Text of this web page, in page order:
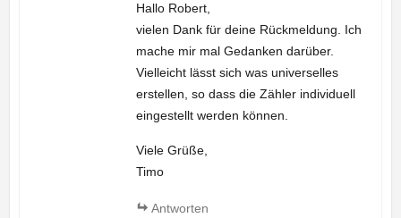
Hallo Robert,
vielen Dank für deine Rückmeldung. Ich
mache mir mal Gedanken darüber.
Vielleicht lässt sich was universelles
erstellen, so dass die Zähler individuell
eingestellt werden können.
Viele Grüße,
Timo
Antworten